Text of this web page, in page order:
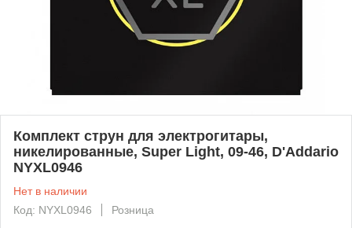
Комплект струн для электрогитары,
никелированные, Super Light, 09-46, D'Addario
NYXL0946
Нет в наличии
Код: NYXL0946
Розница